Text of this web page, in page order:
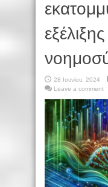
28 Ιουνίου, 2024
Leave a comment